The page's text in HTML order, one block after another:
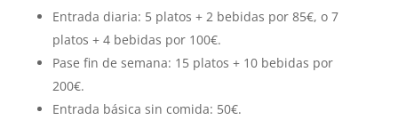
Entrada diaria: 5 platos + 2 bebidas por 85€, o 7
platos + 4 bebidas por 100€.
Pase fin de semana: 15 platos + 10 bebidas por
200€.
Entrada básica sin comida: 50€.